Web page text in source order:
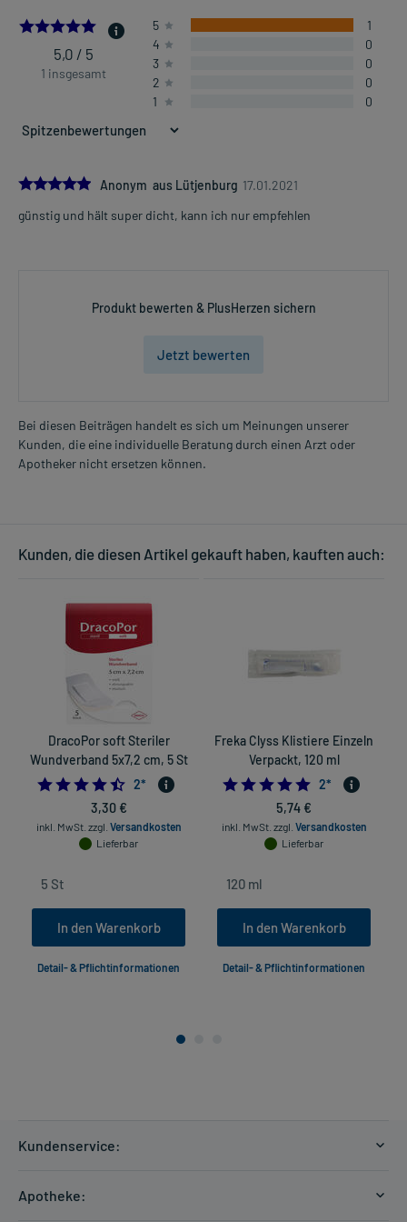
5.0
5,0 / 5
1 insgesamt
5
1
4
0
3
0
2
0
1
0
5.0Anonym aus Lütjenburg 17.01.2021
günstig und hält super dicht, kann ich nur empfehlen
Produkt bewerten & PlusHerzen sichern
Jetzt bewerten
Bei diesen Beiträgen handelt es sich um Meinungen unserer
Kunden, die eine individuelle Beratung durch einen Arzt oder
Apotheker nicht ersetzen können.
Kunden, die diesen Artikel gekauft haben, kauften auch:
DracoPor soft Steriler
Wundverband 5x7,2 cm, 5 St
4.5
2*
3,30 €
inkl. MwSt. zzgl. Versandkosten
Lieferbar
In den Warenkorb
Detail- & Pflichtinformationen
Freka Clyss Klistiere Einzeln
Verpackt, 120 ml
5.0
2*
5,74 €
inkl. MwSt. zzgl. Versandkosten
Lieferbar
In den Warenkorb
Detail- & Pflichtinformationen
Kundenservice:
Apotheke: